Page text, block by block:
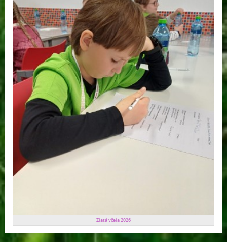
Zlatá včela 2026